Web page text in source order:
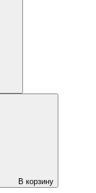
В корзину